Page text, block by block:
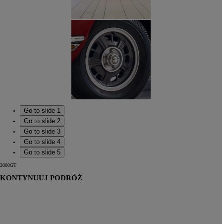
Go to slide 1
Go to slide 2
Go to slide 3
Go to slide 4
Go to slide 5
2000GT
KONTYNUUJ PODRÓŻ